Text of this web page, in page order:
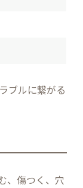
ブルに繋がる
、傷つく、穴